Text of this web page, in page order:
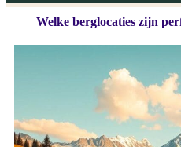
Welke berglocaties zijn